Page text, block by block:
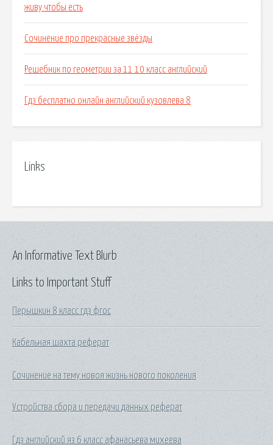
живу чтобы есть
Сочинение про прекрасные звёзды
Решебник по геометрии за 11 10 класс английский
Гдз бесплатно онлайн английский кузовлева 8
Links
Links to Important Stuff
Перышкин 8 класс гдз фгос
Кабельная шахта реферат
Сочинение на тему новоя жизнь нового поколения
Устройства сбора и передачи данных реферат
Гдз английский яз 6 класс афанасьева михеева
An Informative Text Blurb